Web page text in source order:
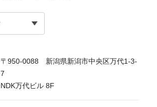
〒950-0088 新潟県新潟市中央区万代1-3-
7
NDK万代ビル 8F